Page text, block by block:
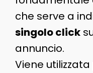
che serve a
singolo click
annuncio.
Viene